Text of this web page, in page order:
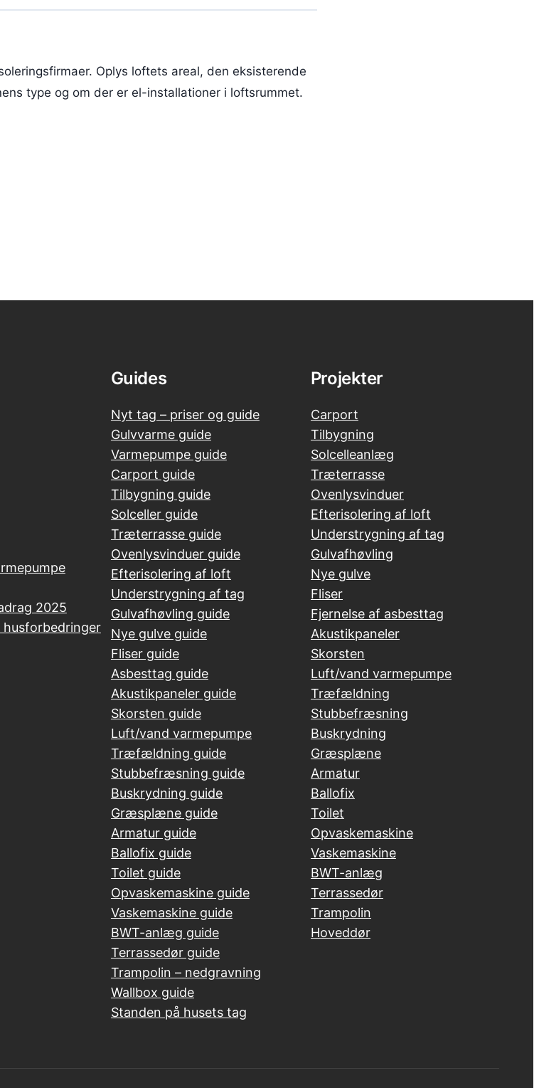
Oplys loftets areal, den eksisterende
type og om der er el-installationer i loftsrummet.
2025
husforbedringer
Guides
Nyt tag – priser og guide
Gulvvarme guide
Varmepumpe guide
Carport guide
Tilbygning guide
Solceller guide
Træterrasse guide
Ovenlysvinduer guide
Efterisolering af loft
Understrygning af tag
Gulvafhøvling guide
Nye gulve guide
Fliser guide
Asbesttag guide
Akustikpaneler guide
Skorsten guide
Luft/vand varmepumpe
Træfældning guide
Stubbefræsning guide
Buskrydning guide
Græsplæne guide
Armatur guide
Ballofix guide
Toilet guide
Opvaskemaskine guide
Vaskemaskine guide
BWT-anlæg guide
Terrassedør guide
Trampolin – nedgravning
Wallbox guide
Standen på husets tag
Projekter
Carport
Tilbygning
Solcelleanlæg
Træterrasse
Ovenlysvinduer
Efterisolering af loft
Understrygning af tag
Gulvafhøvling
Nye gulve
Fliser
Fjernelse af asbesttag
Akustikpaneler
Skorsten
Luft/vand varmepumpe
Træfældning
Stubbefræsning
Buskrydning
Græsplæne
Armatur
Ballofix
Toilet
Opvaskemaskine
Vaskemaskine
BWT-anlæg
Terrassedør
Trampolin
Hoveddør